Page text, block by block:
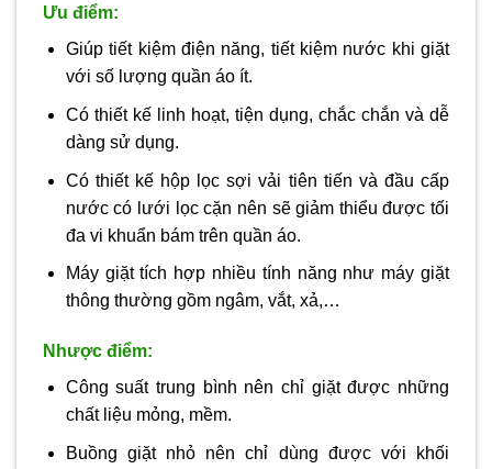
Ưu điểm:
Giúp tiết kiệm điện năng, tiết kiệm nước khi giặt
với số lượng quần áo ít.
Có thiết kế linh hoạt, tiện dụng, chắc chắn và dễ
dàng sử dụng.
Có thiết kế hộp lọc sợi vải tiên tiến và đầu cấp
nước có lưới lọc cặn nên sẽ giảm thiểu được tối
đa vi khuẩn bám trên quần áo.
Máy giặt tích hợp nhiều tính năng như máy giặt
thông thường gồm ngâm, vắt, xả,…
Nhược điểm:
Công suất trung bình nên chỉ giặt được những
chất liệu mỏng, mềm.
Buồng giặt nhỏ nên chỉ dùng được với khối